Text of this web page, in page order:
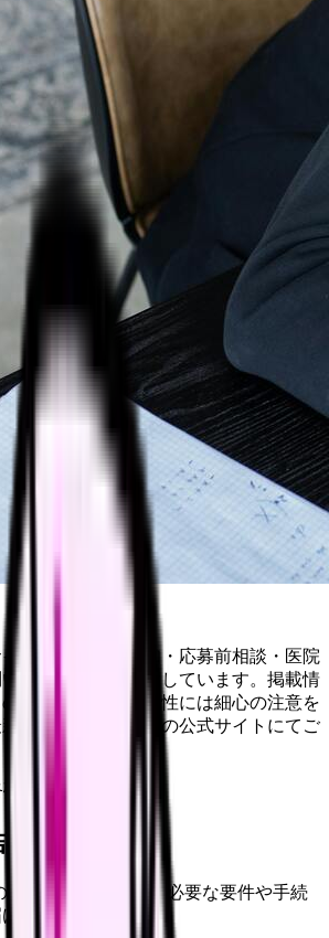
イトは自社求人通知・応募前相談・医院
合わせ導線を設置しています。掲載情
です。記事の正確性には細心の注意を
情報は各サービスの公式サイトにてご
認: 2026年4月20日
資格更新に向けて、必要な要件や手続
します。